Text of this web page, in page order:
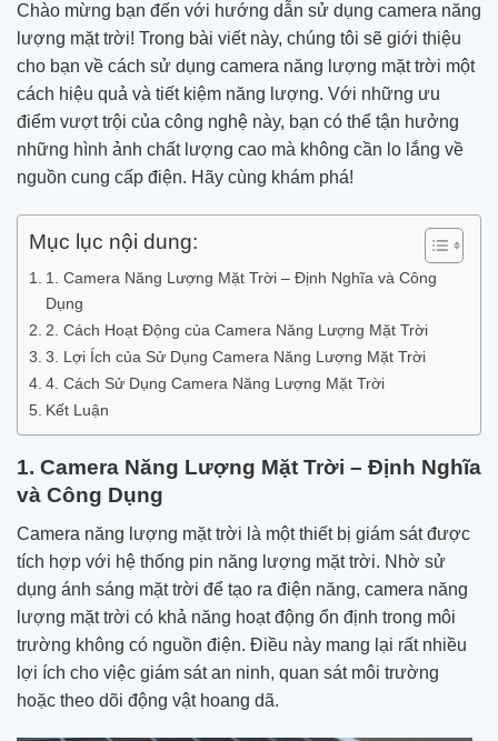
Chào mừng bạn đến với hướng dẫn sử dụng camera năng
lượng mặt trời! Trong bài viết này, chúng tôi sẽ giới thiệu
cho bạn về cách sử dụng camera năng lượng mặt trời một
cách hiệu quả và tiết kiệm năng lượng. Với những ưu
điểm vượt trội của công nghệ này, bạn có thể tận hưởng
những hình ảnh chất lượng cao mà không cần lo lắng về
nguồn cung cấp điện. Hãy cùng khám phá!
Mục lục nội dung:
1. Camera Năng Lượng Mặt Trời – Định Nghĩa và Công
Dụng
2. Cách Hoạt Động của Camera Năng Lượng Mặt Trời
3. Lợi Ích của Sử Dụng Camera Năng Lượng Mặt Trời
4. Cách Sử Dụng Camera Năng Lượng Mặt Trời
Kết Luận
1. Camera Năng Lượng Mặt Trời – Định Nghĩa
và Công Dụng
Camera năng lượng mặt trời là một thiết bị giám sát được
tích hợp với hệ thống pin năng lượng mặt trời. Nhờ sử
dụng ánh sáng mặt trời để tạo ra điện năng, camera năng
lượng mặt trời có khả năng hoạt động ổn định trong môi
trường không có nguồn điện. Điều này mang lại rất nhiều
lợi ích cho việc giám sát an ninh, quan sát môi trường
hoặc theo dõi động vật hoang dã.